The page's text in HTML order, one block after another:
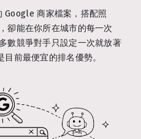
Google 商家檔案，搭配照
卻能在你所在城市的每一次
數競爭對手只設定一次就放著
前最便宜的排名優勢。